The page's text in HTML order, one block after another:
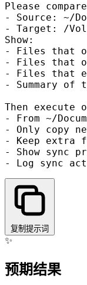
Please
- Source: ~/
- Target: /
Show:
- Files that
- Files that
- Files that
- Summary
Then execute
- From ~/
- Only copy
- Keep
- Show sync
复制提示词
✨
预期结果